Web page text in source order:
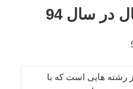
در سال 94
رشته هایی است که با